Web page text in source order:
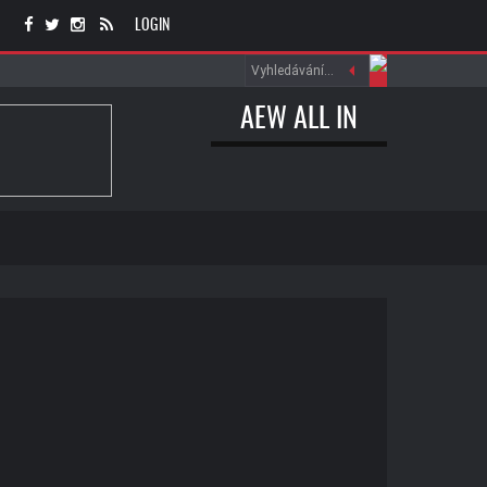
LOGIN
AEW ALL IN